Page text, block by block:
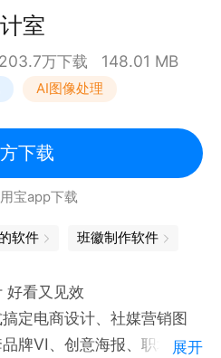
室
万下载 148.01 MB
AI图像处理
下载
宝app下载
软件 班徽制作软件
好看又见效
定电商设计、社媒营销图
牌VI、创意海报、职场办公
展开